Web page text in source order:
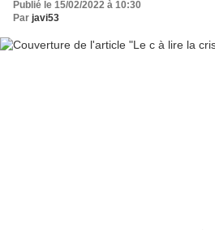
Publié le 15/02/2022 à 10:30
Par javi53